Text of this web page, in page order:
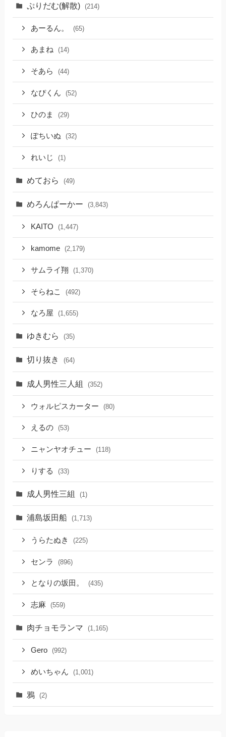
ぷりだむ(解散) (214)
あーるん。 (65)
あまね (14)
そあら (44)
なぴくん (52)
ひのま (29)
ぽちいぬ (32)
れいじ (1)
めておら (49)
めろんぱーかー (3,843)
KAITO (1,447)
kamome (2,179)
サムライ翔 (1,370)
そらねこ (492)
なろ屋 (1,655)
ゆきむら (35)
切り抜き (64)
成人男性三人組 (352)
ウォルピスカーター (80)
えるの (53)
ニャンヤオチュー (118)
りする (33)
成人男性三組 (1)
浦島坂田船 (1,713)
うらたぬき (225)
センラ (896)
となりの坂田。 (435)
志麻 (559)
肉チョモランマ (1,165)
Gero (992)
めいちゃん (1,001)
鴉 (2)